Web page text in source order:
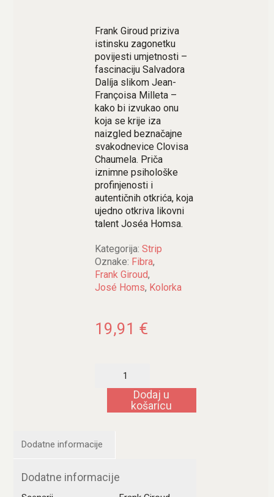
Frank Giroud priziva
istinsku zagonetku
povijesti umjetnosti –
fascinaciju Salvadora
Dalíja slikom Jean-
Françoisa Milleta –
kako bi izvukao onu
koja se krije iza
naizgled beznačajne
svakodnevice Clovisa
Chaumela. Priča
iznimne psihološke
profinjenosti i
autentičnih otkrića, koja
ujedno otkriva likovni
talent Joséa Homsa.
Kategorija: Strip
Oznake: Fibra,
Frank Giroud,
José Homs, Kolorka
19,91 €
Gospodnji
količina
Dodaj u
košaricu
Dodatne informacije
Dodatne informacije